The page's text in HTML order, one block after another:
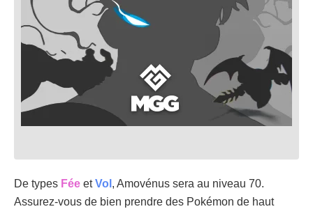
De types Fée etVol , Amovénus sera au niveau 70.
Assurez-vous de bien prendre des Pokémon de haut